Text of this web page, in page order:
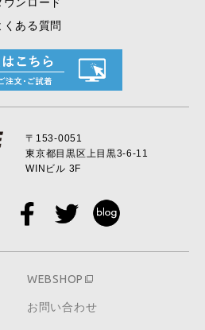
くある質問
〒153-0051
東京都目黒区上目黒3-6-11
WINビル 3F
WEBSHOP
お問い合わせ